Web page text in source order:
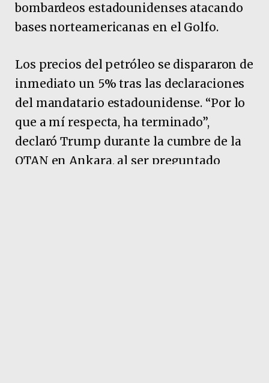
bombardeos estadounidenses atacando
bases norteamericanas en el Golfo.
Los precios del petróleo se dispararon de
inmediato un 5% tras las declaraciones
del mandatario estadounidense. “Por lo
que a mí respecta, ha terminado”,
declaró Trump durante la cumbre de la
OTAN en Ankara, al ser preguntado